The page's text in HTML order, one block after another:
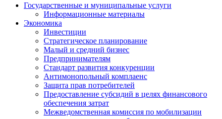
Государственные и муниципальные услуги
Информационные материалы
Экономика
Инвестиции
Стратегическое планирование
Малый и средний бизнес
Предпринимателям
Стандарт развития конкуренции
Антимонопольный комплаенс
Защита прав потребителей
Предоставление субсидий в целях финансового
обеспечения затрат
Межведомственная комиссия по мобилизации